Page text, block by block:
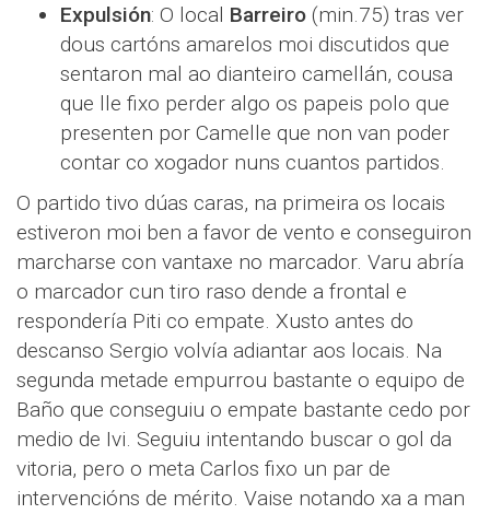
Expulsión: O local Barreiro (min.75) tras ver
dous cartóns amarelos moi discutidos que
sentaron mal ao dianteiro camellán, cousa
que lle fixo perder algo os papeis polo que
presenten por Camelle que non van poder
contar co xogador nuns cuantos partidos.
O partido tivo dúas caras, na primeira os locais
estiveron moi ben a favor de vento e conseguiron
marcharse con vantaxe no marcador. Varu abría
o marcador cun tiro raso dende a frontal e
respondería Piti co empate. Xusto antes do
descanso Sergio volvía adiantar aos locais. Na
segunda metade empurrou bastante o equipo de
Baño que conseguiu o empate bastante cedo por
medio de Ivi. Seguiu intentando buscar o gol da
vitoria, pero o meta Carlos fixo un par de
intervencións de mérito. Vaise notando xa a man